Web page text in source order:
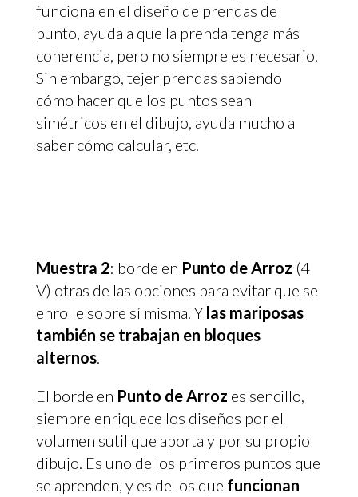
funciona en el diseño de prendas de
punto, ayuda a que la prenda tenga más
coherencia, pero no siempre es necesario.
Sin embargo, tejer prendas sabiendo
cómo hacer que los puntos sean
simétricos en el dibujo, ayuda mucho a
saber cómo calcular, etc.
Muestra 2: borde en Punto de Arroz (4
V) otras de las opciones para evitar que se
enrolle sobre sí misma. Y las mariposas
también se trabajan en bloques
alternos.
El borde en Punto de Arroz es sencillo,
siempre enriquece los diseños por el
volumen sutil que aporta y por su propio
dibujo. Es uno de los primeros puntos que
se aprenden, y es de los que funcionan